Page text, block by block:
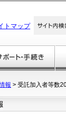
トマップ
報 > 受託加入者等数